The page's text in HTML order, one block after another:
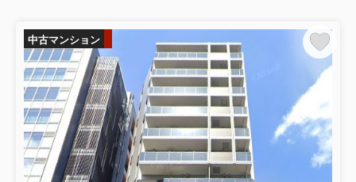
中古マンション